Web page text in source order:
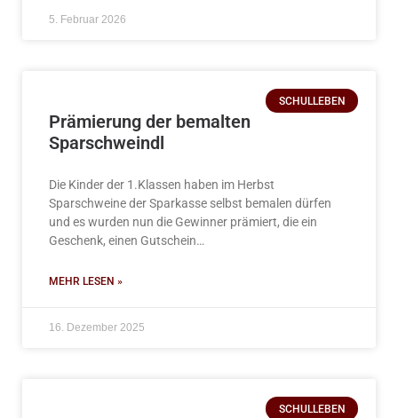
5. Februar 2026
SCHULLEBEN
Prämierung der bemalten
Sparschweindl
Die Kinder der 1.Klassen haben im Herbst
Sparschweine der Sparkasse selbst bemalen dürfen
und es wurden nun die Gewinner prämiert, die ein
Geschenk, einen Gutschein…
MEHR LESEN »
16. Dezember 2025
SCHULLEBEN